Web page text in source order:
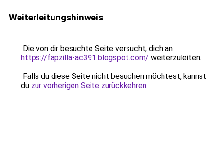
Weiterleitungshinweis
Die von dir besuchte Seite versucht, dich an
https://fapzilla-ac391.blogspot.com/ weiterzuleiten.
Falls du diese Seite nicht besuchen möchtest, kannst
du zur vorherigen Seite zurückkehren.